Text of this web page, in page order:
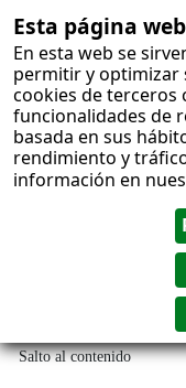
Esta página
En esta web se
permitir y optimizar
cookies de
funcionalidades de
basada en sus
rendimiento y
información en
Salto al contenido